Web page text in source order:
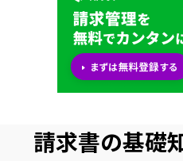
請求書の基礎